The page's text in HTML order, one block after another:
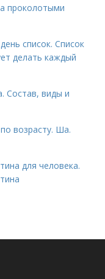
проколотыми
список. Список
делать каждый
Состав, виды и
возрасту. Ша.
для человека.